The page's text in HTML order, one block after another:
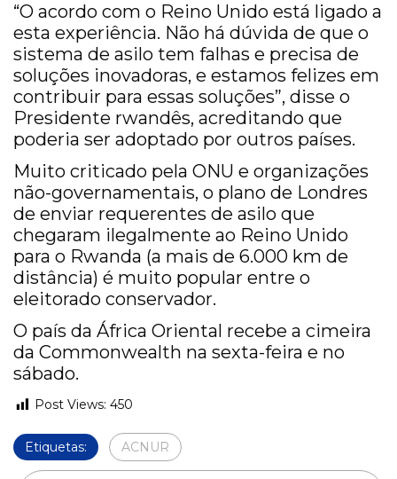
“O acordo com o Reino Unido está ligado a
esta experiência. Não há dúvida de que o
sistema de asilo tem falhas e precisa de
soluções inovadoras, e estamos felizes em
contribuir para essas soluções”, disse o
Presidente rwandês, acreditando que
poderia ser adoptado por outros países.
Muito criticado pela ONU e organizações
não-governamentais, o plano de Londres
de enviar requerentes de asilo que
chegaram ilegalmente ao Reino Unido
para o Rwanda (a mais de 6.000 km de
distância) é muito popular entre o
eleitorado conservador.
O país da África Oriental recebe a cimeira
da Commonwealth na sexta-feira e no
sábado.
Post Views: 450
Etiquetas: ACNUR